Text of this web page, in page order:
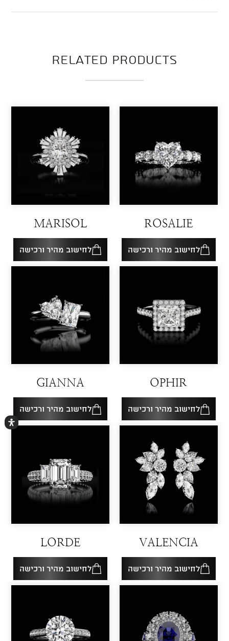
Related products
ROSALIE
לחישוב מהיר ורכישה
MARISOL
לחישוב מהיר ורכישה
OPHIR
לחישוב מהיר ורכישה
GIANNA
לחישוב מהיר ורכישה
VALENCIA
לחישוב מהיר ורכישה
LORDE
לחישוב מהיר ורכישה